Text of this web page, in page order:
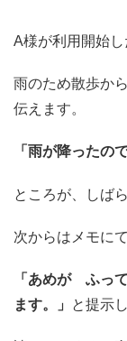
A様が利用開始し
雨のため散歩か
伝えます。
「雨が降った
ところが、しば
次からはメモにて
「あめが ふっ
ます。」
と提示